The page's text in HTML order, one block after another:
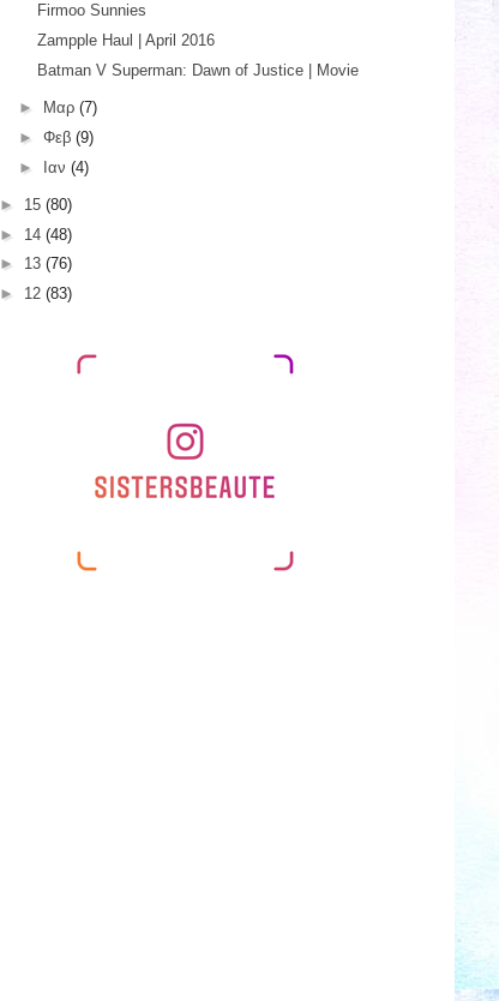
Firmoo Sunnies
Zampple Haul | April 2016
Batman V Superman: Dawn of Justice | Movie
► Μαρ (7)
► Φεβ (9)
► Ιαν (4)
► 15 (80)
► 14 (48)
► 13 (76)
► 12 (83)